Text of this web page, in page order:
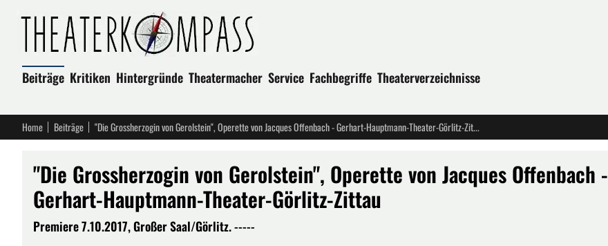
Beiträge Kritiken Hintergründe Theatermacher Service Fachbegriffe Theaterverzeichnisse
Home Beiträge "Die Grossherzogin von Gerolstein", Operette von Jacques Offenbach - Gerhart-Hauptmann-Theater-Görlitz-Zittau
"Die Grossherzogin von Gerolstein", Operette von Jacques Offenbach -
Gerhart-Hauptmann-Theater-Görlitz-Zittau
Premiere 7.10.2017, Großer Saal/Görlitz. -----